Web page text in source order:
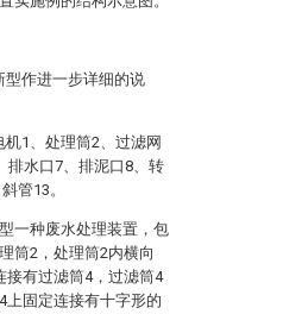
型作进一步详细的说
1、处理筒2、过滤网
排水口7、排泥口8、转
管13。
一种废水处理装置，包
筒2，处理筒2内横向
接有过滤筒4，过滤筒4
上固定连接有十字形的